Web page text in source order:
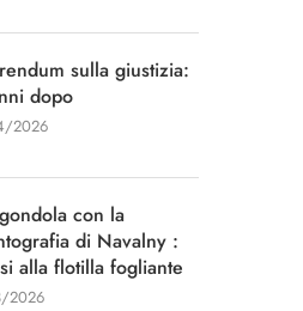
“Un capitano di 15
sulla giustizia:
dopo
2026
con la
di Navalny :
alla flotilla fogliante
2026